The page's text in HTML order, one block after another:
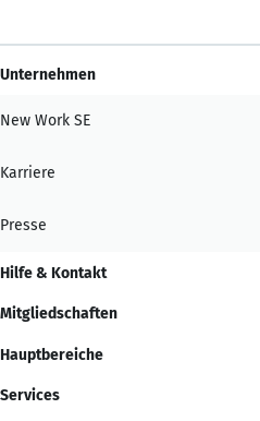
Unternehmen
New Work SE
Karriere
Presse
Hilfe & Kontakt
Mitgliedschaften
Hauptbereiche
Services